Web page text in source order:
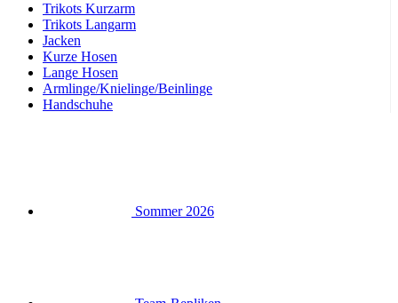
Trikots Kurzarm
Trikots Langarm
Jacken
Kurze Hosen
Lange Hosen
Armlinge/Knielinge/Beinlinge
Handschuhe